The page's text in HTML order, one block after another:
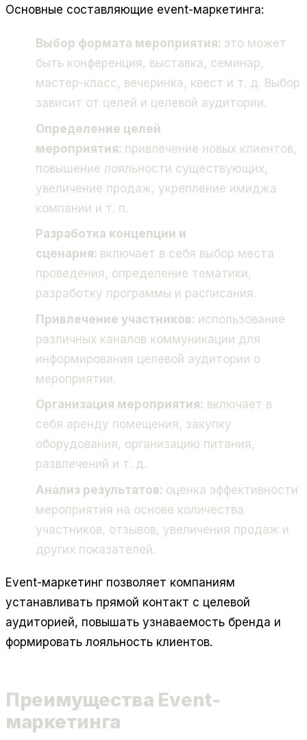
Основные составляющие event-маркетинга:
Выбор формата мероприятия: это может
быть конференция, выставка, семинар,
мастер-класс, вечеринка, квест и т. д. Выбор
зависит от целей и целевой аудитории.
Определение целей
мероприятия: привлечение новых клиентов,
повышение лояльности существующих,
увеличение продаж, укрепление имиджа
компании и т. п.
Разработка концепции и
сценария: включает в себя выбор места
проведения, определение тематики,
разработку программы и расписания.
Привлечение участников: использование
различных каналов коммуникации для
информирования целевой аудитории о
мероприятии.
Организация мероприятия: включает в
себя аренду помещения, закупку
оборудования, организацию питания,
развлечений и т. д.
Анализ результатов: оценка эффективности
мероприятия на основе количества
участников, отзывов, увеличения продаж и
других показателей.
Event-маркетинг позволяет компаниям
устанавливать прямой контакт с целевой
аудиторией, повышать узнаваемость бренда и
формировать лояльность клиентов.
Преимущества Event-
маркетинга